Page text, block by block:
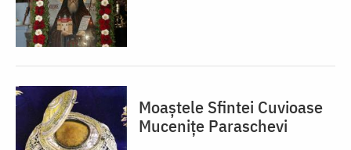
Moaștele Sfintei Cuvioase
Mucenițe Paraschevi